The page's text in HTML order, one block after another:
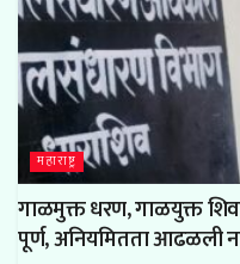
महाराष्ट्र
गाळमुक्त धरण, गाळयुक्त
पूर्ण, अनियमितता आढळली